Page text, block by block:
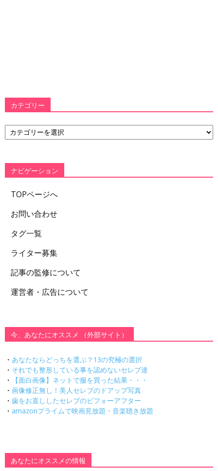
カテゴリー
カ
テ
ー
ナビゲーション
TOPページへ
お問い合わせ
タグ一覧
ライター募集
記事の監修について
運営者・広告について
今、あなたにオススメ （外部サイト）
・ あなたならどっちを選ぶ？13の究極の選択
・ それでも整形している事を認めないセレブ達
・
【面白画像】ネットで服を買った結果・・・
・ 画像修正無し！美人セレブのドアップ写真
・ 歯をお直ししたセレブのビフォーアフター
・ amazonプライムで映画見放題・音楽聴き放題
あなたにオススメの情報